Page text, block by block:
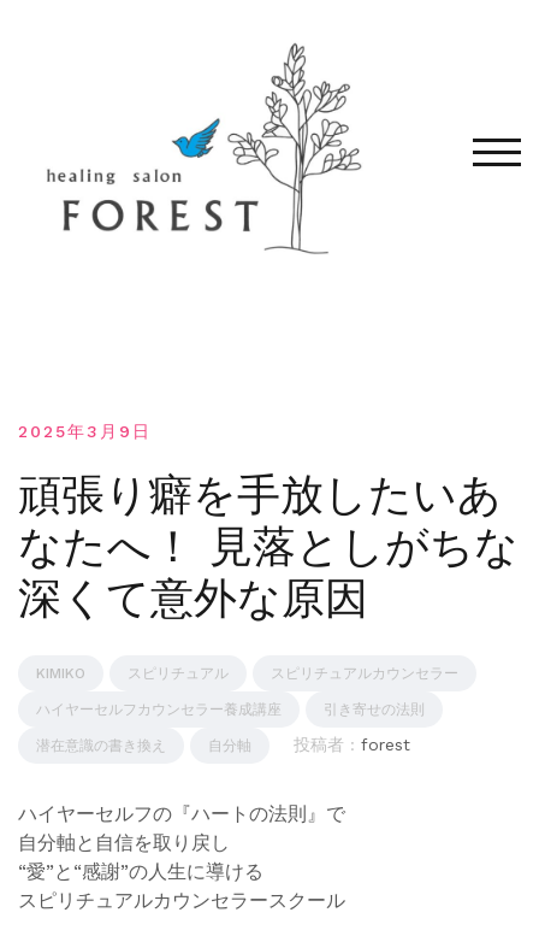
モバ
2025年3月9日
頑張り癖を手放したいあ
なたへ！ 見落としがちな
深くて意外な原因
KIMIKO スピリチュアル スピリチュアルカウンセラー
ハイヤーセルフカウンセラー養成講座 引き寄せの法則
潜在意識の書き換え 自分軸 投稿者 : forest
ハイヤーセルフの『ハートの法則』で
自分軸と自信を取り戻し
“愛”と“感謝”の人生に導ける
スピリチュアルカウンセラースクール